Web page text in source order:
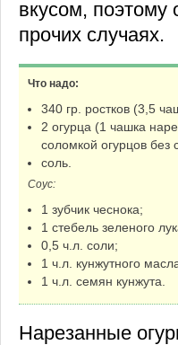
вкусом,
прочих случаях.
Что надо:
340 гр. ростков (3,5
2 огурца (1 чашка
соломкой огурцов без
соль.
Соус:
1 зубчик чеснока;
1 стебель зеленого
0,5 ч.л. соли;
1 ч.л. кунжутного
1 ч.л. семян кунжута.
Нарезанные